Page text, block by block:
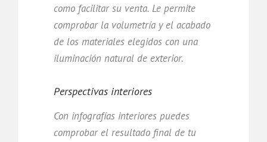
como facilitar su venta. Le permite
comprobar la volumetría y el acabado
de los materiales elegidos con una
iluminación natural de exterior.
Perspectivas interiores
Con infografías interiores puedes
comprobar el resultado final de tu